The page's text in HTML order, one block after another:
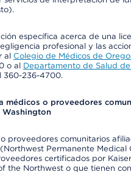
específica acerca de una
profesional y las
al Colegio de Médicos de
o al Departamento de Salud
360-236-4700.
médicos o proveedores
Washington
proveedores comunitarios
Permanente Medical
certificados por
the Northwest o que tienen